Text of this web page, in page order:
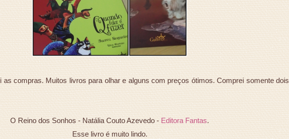
as compras. Muitos livros para olhar e alguns com preços ótimos. Comprei somente dois
O Reino dos Sonhos - Natália Couto Azevedo - Editora Fantas.
Esse livro é muito lindo.